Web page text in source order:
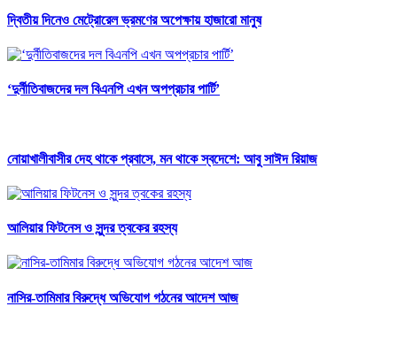
দ্বিতীয় দিনেও মেট্রোরেল ভ্রমণের অপেক্ষায় হাজারো মানুষ
‘দুর্নীতিবাজদের দল বিএনপি এখন অপপ্রচার পার্টি’
নোয়াখালীবাসীর দেহ থাকে প্রবাসে, মন থাকে স্বদেশে: আবু সাঈদ রিয়াজ
আলিয়ার ফিটনেস ও সুন্দর ত্বকের রহস্য
নাসির-তামিমার বিরুদ্ধে অভিযোগ গঠনের আদেশ আজ